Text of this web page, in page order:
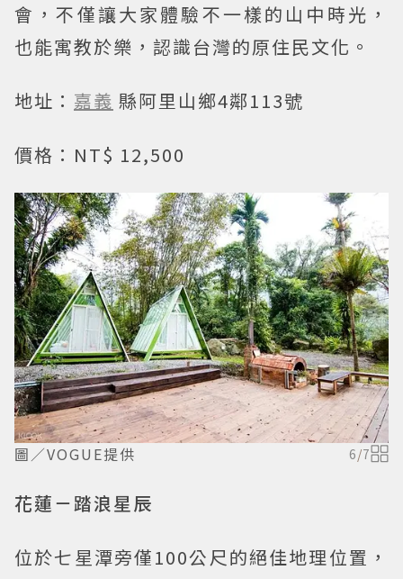
會，不僅讓大家體驗不一樣的山中時光，
也能寓教於樂，認識台灣的原住民文化。
地址： 嘉義 縣阿里山鄉4鄰113號
價格：NT$ 12,500
圖／VOGUE提供 6/7
花蓮－踏浪星辰
位於七星潭旁僅100公尺的絕佳地理位置，